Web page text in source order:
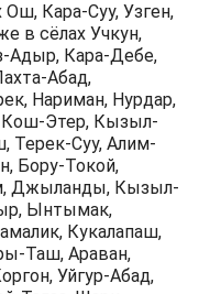
Ош, Кара-Суу, Узген,
в сёлах Учкун,
Адыр, Кара-Дебе,
Абад,
Нариман, Нурдар,
Этер, Кызыл-
Терек-Суу, Алим-
Бору-Токой,
Джыланды, Кызыл-
Ынтымак,
Кукалапаш,
Таш, Араван,
Уйгур-Абад,